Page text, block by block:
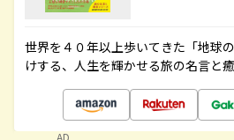
世界を４０年以上歩いてきた「地球
けする、人生を輝かせる旅の名言と
AD